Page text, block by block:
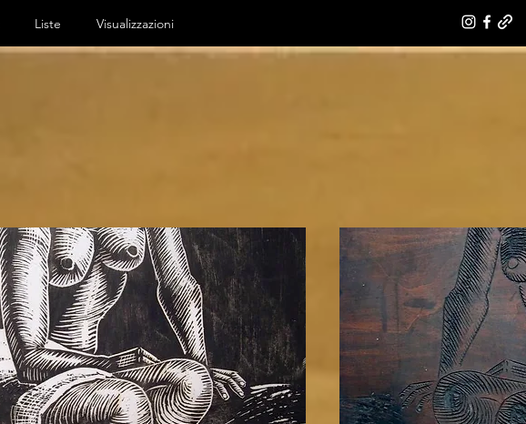
Liste Visualizzazioni